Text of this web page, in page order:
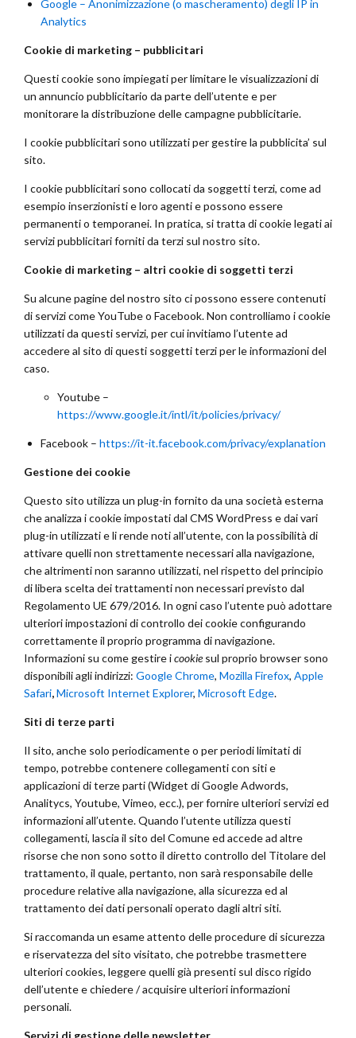
Google – Anonimizzazione (o mascheramento) degli IP in
Analytics
Cookie di marketing – pubblicitari
Questi cookie sono impiegati per limitare le visualizzazioni di
un annuncio pubblicitario da parte dell’utente e per
monitorare la distribuzione delle campagne pubblicitarie.
I cookie pubblicitari sono utilizzati per gestire la pubblicita’ sul
sito.
I cookie pubblicitari sono collocati da soggetti terzi, come ad
esempio inserzionisti e loro agenti e possono essere
permanenti o temporanei. In pratica, si tratta di cookie legati ai
servizi pubblicitari forniti da terzi sul nostro sito.
Cookie di marketing – altri cookie di soggetti terzi
Su alcune pagine del nostro sito ci possono essere contenuti
di servizi come YouTube o Facebook. Non controlliamo i cookie
utilizzati da questi servizi, per cui invitiamo l’utente ad
accedere al sito di questi soggetti terzi per le informazioni del
caso.
Youtube –
https://www.google.it/intl/it/policies/privacy/
Facebook – https://it-it.facebook.com/privacy/explanation
Gestione dei cookie
Questo sito utilizza un plug-in fornito da una società esterna
che analizza i cookie impostati dal CMS WordPress e dai vari
plug-in utilizzati e li rende noti all’utente, con la possibilità di
attivare quelli non strettamente necessari alla navigazione,
che altrimenti non saranno utilizzati, nel rispetto del principio
di libera scelta dei trattamenti non necessari previsto dal
Regolamento UE 679/2016. In ogni caso l’utente può adottare
ulteriori impostazioni di controllo dei cookie configurando
correttamente il proprio programma di navigazione.
Informazioni su come gestire icookiesul proprio browser sono
disponibili agli indirizzi: Google Chrome, Mozilla Firefox, Apple
Safari,Microsoft Internet Explorer, Microsoft Edge.
Siti di terze parti
Il sito, anche solo periodicamente o per periodi limitati di
tempo, potrebbe contenere collegamenti con siti e
applicazioni di terze parti (Widget di Google Adwords,
Analitycs, Youtube, Vimeo, ecc.), per fornire ulteriori servizi ed
informazioni all’utente. Quando l’utente utilizza questi
collegamenti, lascia il sito del Comune ed accede ad altre
risorse che non sono sotto il diretto controllo del Titolare del
trattamento, il quale, pertanto, non sarà responsabile delle
procedure relative alla navigazione, alla sicurezza ed al
trattamento dei dati personali operato dagli altri siti.
Si raccomanda un esame attento delle procedure di sicurezza
e riservatezza del sito visitato, che potrebbe trasmettere
ulteriori cookies, leggere quelli già presenti sul disco rigido
dell’utente e chiedere / acquisire ulteriori informazioni
personali.
Servizi di gestione delle newsletter